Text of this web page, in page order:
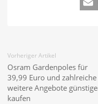
Vorheriger Artikel
Osram Gardenpoles für
39,99 Euro und zahlreiche
weitere Angebote
kaufen